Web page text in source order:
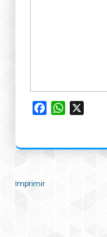
FacebookWhatsApp
Imprimir